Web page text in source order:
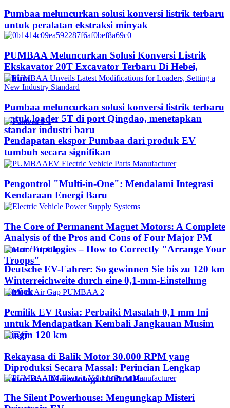
Pumbaa meluncurkan solusi konversi listrik terbaru
untuk peralatan ekstraksi minyak
PUMBAA Meluncurkan Solusi Konversi Listrik
Ekskavator 20T Excavator Terbaru Di Hebei,
China
Pumbaa meluncurkan solusi konversi listrik terbaru
untuk loader 5T di port Qingdao, menetapkan
standar industri baru
Pendapatan ekspor Pumbaa dari produk EV
tumbuh secara signifikan
Pengontrol "Multi-in-One": Mendalami Integrasi
Kendaraan Energi Baru
The Core of Permanent Magnet Motors: A Complete
Analysis of the Pros and Cons of Four Major PM
Rotor Topologies – How to Correctly "Arrange Your
Troops"
Deutsche EV-Fahrer: So gewinnen Sie bis zu 120 km
Winterreichweite durch eine 0,1-mm-Einstellung
zurück
Pemilik EV Rusia: Perbaiki Masalah 0,1 mm Ini
untuk Mendapatkan Kembali Jangkauan Musim
Dingin 120 km
Rekayasa di Balik Motor 30.000 RPM yang
Diproduksi Secara Massal: Perincian Lengkap
Rotor dan Metodologi 1000 MPa
The Silent Powerhouse: Mengungkap Misteri